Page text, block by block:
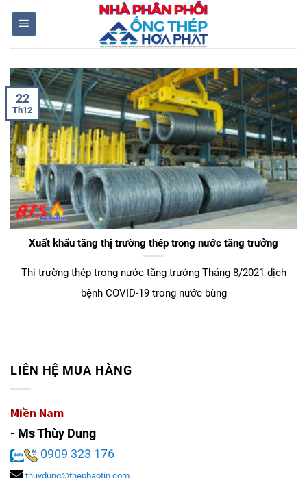
Skip
content
Xuất khẩu tăng thị trường thép trong nước tăng trưởng
Thị trường thép trong nước tăng trưởng Tháng 8/2021 dịch
bệnh COVID-19 trong nước bùng
22
Th12
LIÊN HỆ MUA HÀNG
Miền Nam
- Ms Thùy Dung
0909 323 176
thuydung@thepbaotin.com